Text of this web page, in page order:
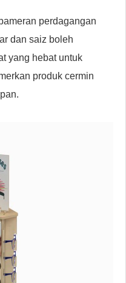
perdagangan
dan saiz boleh
yang hebat untuk
produk cermin